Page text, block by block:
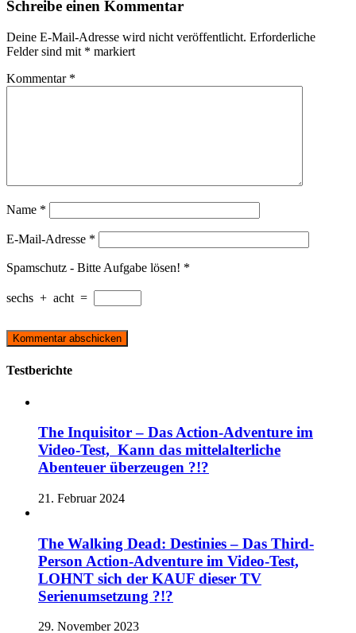
Schreibe einen Kommentar
Deine E-Mail-Adresse wird nicht veröffentlicht. Erforderliche
Felder sind mit * markiert
Kommentar *
Name *
E-Mail-Adresse *
Spamschutz - Bitte Aufgabe lösen! *
sechs + acht =
Testberichte
The Inquisitor – Das Action-Adventure im
Video-Test, Kann das mittelalterliche
Abenteuer überzeugen ?!?
21. Februar 2024
The Walking Dead: Destinies – Das Third-
Person Action-Adventure im Video-Test,
LOHNT sich der KAUF dieser TV
Serienumsetzung ?!?
29. November 2023